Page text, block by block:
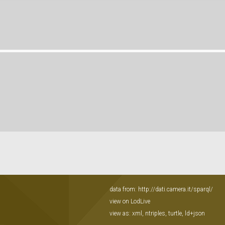
data from: http://dati.camera.it/sparql/
view on LodLive
view as: xml , ntriples, turtle, ld+json